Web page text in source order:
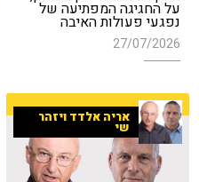
על החגיגה המפתיעה של
נפגעי פעולות האיבה
27/07/2026
אריה אלדד ויזהר
שי